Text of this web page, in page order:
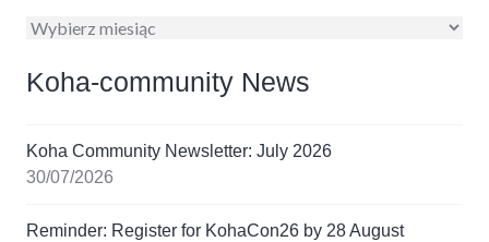
Archiwum
Koha-community News
Koha Community Newsletter: July 2026
30/07/2026
Reminder: Register for KohaCon26 by 28 August